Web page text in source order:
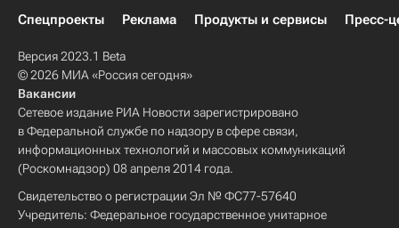
Спецпроекты
Реклама Продукты и сервисы Пресс-
Версия 2023.1 Beta
© 2026 МИА «Россия сегодня»
Вакансии
Сетевое издание РИА Новости зарегистрировано
в Федеральной службе по надзору в сфере связи,
информационных технологий и массовых коммуникаций
(Роскомнадзор) 08 апреля 2014 года.
Свидетельство о регистрации Эл № ФС77-57640
Учредитель: Федеральное государственное унитарное